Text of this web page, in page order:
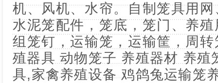
机、风机、水帘。自制笼具用
水泥笼配件，笼底，笼门、养
组笼钉，运输笼，运输筐，周
殖器具 动物笼子 养殖器材 养殖
具,家禽养殖设备 鸡鸽兔运输笼